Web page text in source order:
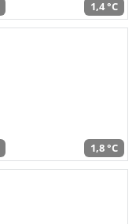
1,4 °C
1,8 °C